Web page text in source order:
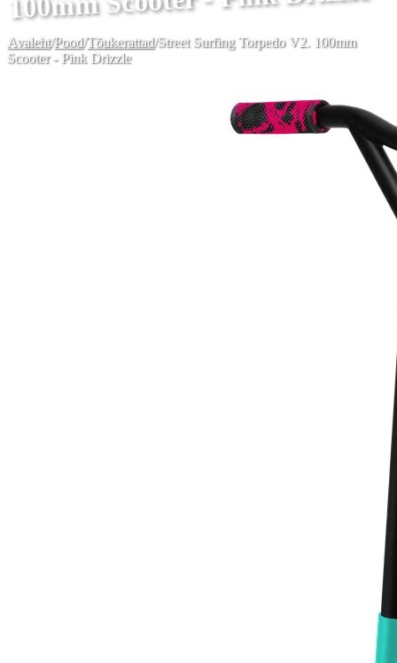
Avaleht/Pood/Tõukerattad/Street Surfing Torpedo V2. 100mm
Scooter - Pink Drizzle